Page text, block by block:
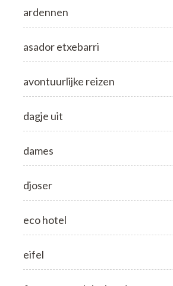
ardennen
asador etxebarri
avontuurlijke reizen
dagje uit
dames
djoser
eco hotel
eifel